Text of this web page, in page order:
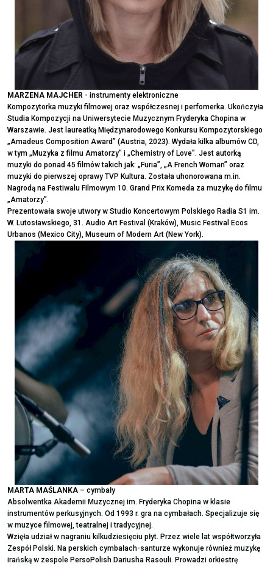
MARZENA MAJCHER - instrumenty elektroniczne
Kompozytorka muzyki filmowej oraz współczesnej i perfomerka. Ukończyła
Studia Kompozycji na Uniwersytecie Muzycznym Fryderyka Chopina w
Warszawie. Jest laureatką Międzynarodowego Konkursu Kompozytorskiego
„Amadeus Composition Award” (Austria, 2023). Wydała kilka albumów CD,
w tym „Muzyka z filmu Amatorzy" i „Chemistry of Love”. Jest autorką
muzyki do ponad 45 filmów takich jak: „Furia”, „A French Woman” oraz
muzyki do pierwszej oprawy TVP Kultura. Została uhonorowana m.in.
Nagrodą na Festiwalu Filmowym 10. Grand Prix Komeda za muzykę do filmu
„Amatorzy”.
Prezentowała swoje utwory w Studio Koncertowym Polskiego Radia S1 im.
W. Lutosławskiego, 31. Audio Art Festival (Kraków), Music Festival Ecos
Urbanos (Mexico City), Museum of Modern Art (New York).
MARTA MAŚLANKA – cymbały
Absolwentka Akademii Muzycznej im. Fryderyka Chopina w klasie
instrumentów perkusyjnych. Od 1993 r. gra na cymbałach. Specjalizuje się
w muzyce filmowej, teatralnej i tradycyjnej.
Wzięła udział w nagraniu kilkudziesięciu płyt. Przez wiele lat współtworzyła
Zespół Polski. Na perskich cymbałach-santurze wykonuje również muzykę
irańską w zespole PersoPolish Dariusha Rasouli. Prowadzi orkiestrę